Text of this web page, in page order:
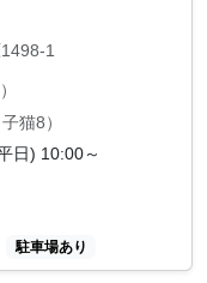
1
猫8）
日) 10:00～
駐車場あり